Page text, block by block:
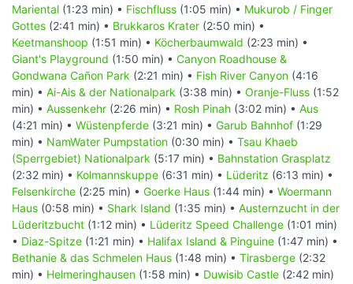
Mariental (1:23 min) • Fischfluss (1:05 min) • Mukurob / Finger
Gottes (2:41 min) • Brukkaros Krater (2:50 min) •
Keetmanshoop (1:51 min) • Köcherbaumwald (2:23 min) •
Giant's Playground (1:50 min) • Canyon Roadhouse &
Gondwana Cañon Park (2:21 min) • Fish River Canyon (4:16
min) • Ai-Ais & der Nationalpark (3:38 min) • Oranje-Fluss (1:52
min) • Aussenkehr (2:26 min) • Rosh Pinah (3:02 min) • Aus
(4:21 min) • Wüstenpferde (3:21 min) • Garub Bahnhof (1:29
min) • NamWater Pumpstation (0:30 min) • Tsau Khaeb
(Sperrgebiet) Nationalpark (5:17 min) • Bahnstation Grasplatz
(2:32 min) • Kolmannskuppe (6:31 min) • Lüderitz (6:13 min) •
Felsenkirche (2:25 min) • Goerke Haus (1:44 min) • Woermann
Haus (0:58 min) • Shark Island (1:35 min) • Austernzucht in der
Lüderitzbucht (1:12 min) • Lüderitz Speed Challenge (1:01 min)
• Diaz-Spitze (1:21 min) • Halifax Island & Pinguine (1:47 min) •
Bethanie & das Schmelen Haus (1:48 min) • Tirasberge (2:32
min) • Helmeringhausen (1:58 min) • Duwisib Castle (2:42 min)